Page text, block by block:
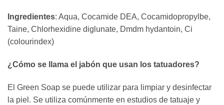
Ingredientes: Aqua, Cocamide DEA, Cocamidopropylbe,
Taine, Chlorhexidine diglunate, Dmdm hydantoin, Ci
(colourindex)
¿Cómo se llama el jabón que usan los tatuadores?
El Green Soap se puede utilizar para limpiar y desinfectar
la piel. Se utiliza comúnmente en estudios de tatuaje y